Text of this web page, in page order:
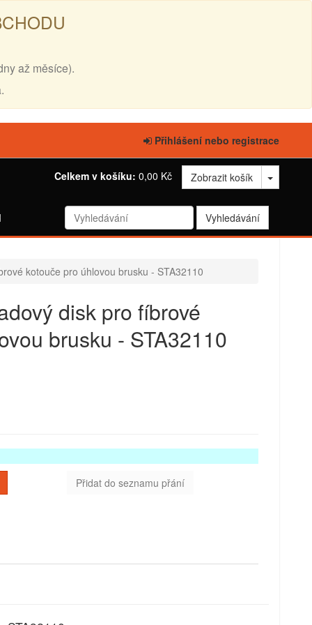
až měsíce).
Přihlášení nebo registrace
Celkem v košíku: 0,00 Kč Zobrazit košík
kotouče pro úhlovou brusku - STA32110
disk pro fíbrové
brusku - STA32110
Přidat do seznamu přání